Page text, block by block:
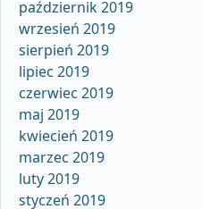
październik 2019
wrzesień 2019
sierpień 2019
lipiec 2019
czerwiec 2019
maj 2019
kwiecień 2019
marzec 2019
luty 2019
styczeń 2019